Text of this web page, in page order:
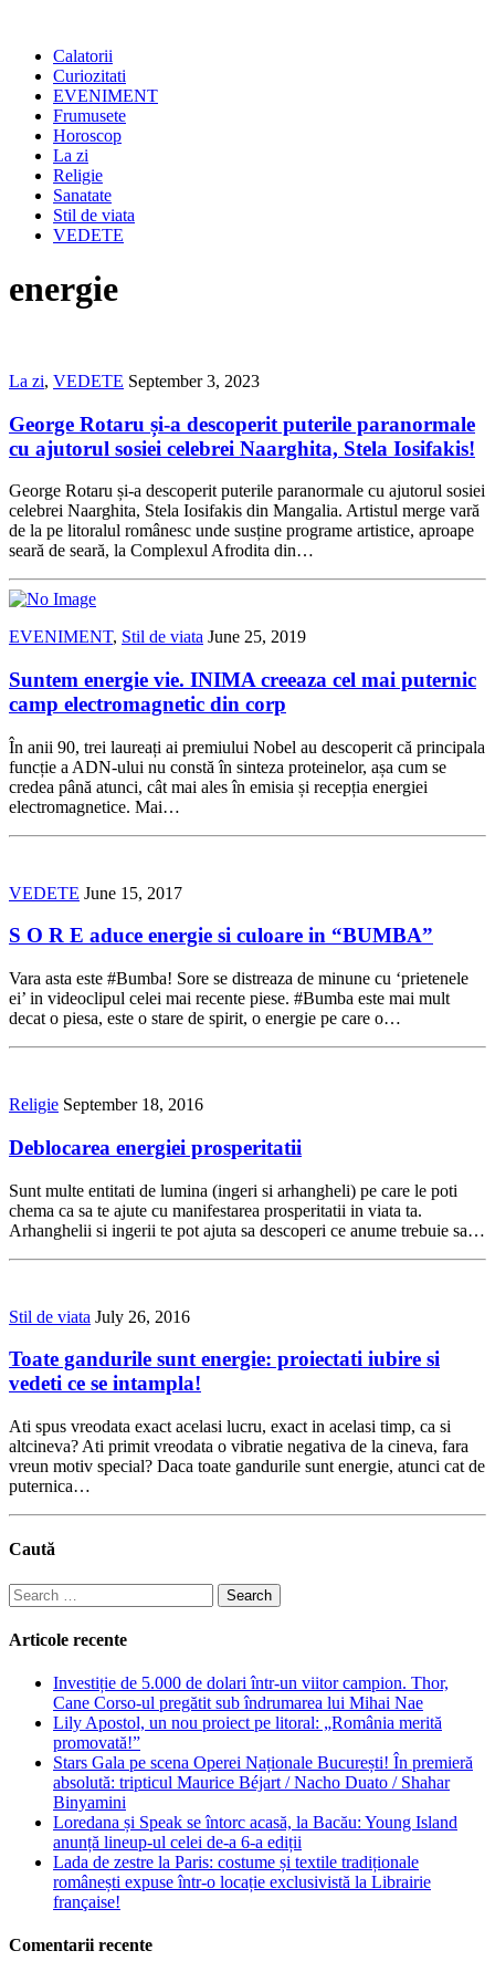
Calatorii
Curiozitati
EVENIMENT
Frumusete
Horoscop
La zi
Religie
Sanatate
Stil de viata
VEDETE
energie
La zi, VEDETE September 3, 2023
George Rotaru și-a descoperit puterile paranormale
cu ajutorul sosiei celebrei Naarghita, Stela Iosifakis!
George Rotaru și-a descoperit puterile paranormale cu ajutorul sosiei
celebrei Naarghita, Stela Iosifakis din Mangalia. Artistul merge vară
de la pe litoralul românesc unde susține programe artistice, aproape
seară de seară, la Complexul Afrodita din…
EVENIMENT, Stil de viata June 25, 2019
Suntem energie vie. INIMA creeaza cel mai puternic
camp electromagnetic din corp
În anii 90, trei laureați ai premiului Nobel au descoperit că principala
funcție a ADN-ului nu constă în sinteza proteinelor, așa cum se
credea până atunci, cât mai ales în emisia și recepția energiei
electromagnetice. Mai…
VEDETE June 15, 2017
S O R E aduce energie si culoare in “BUMBA”
Vara asta este #Bumba! Sore se distreaza de minune cu ‘prietenele
ei’ in videoclipul celei mai recente piese. #Bumba este mai mult
decat o piesa, este o stare de spirit, o energie pe care o…
Religie September 18, 2016
Deblocarea energiei prosperitatii
Sunt multe entitati de lumina (ingeri si arhangheli) pe care le poti
chema ca sa te ajute cu manifestarea prosperitatii in viata ta.
Arhanghelii si ingerii te pot ajuta sa descoperi ce anume trebuie sa…
Stil de viata July 26, 2016
Toate gandurile sunt energie: proiectati iubire si
vedeti ce se intampla!
Ati spus vreodata exact acelasi lucru, exact in acelasi timp, ca si
altcineva? Ati primit vreodata o vibratie negativa de la cineva, fara
vreun motiv special? Daca toate gandurile sunt energie, atunci cat de
puternica…
Caută
Search
for:
Articole recente
Investiție de 5.000 de dolari într-un viitor campion. Thor,
Cane Corso-ul pregătit sub îndrumarea lui Mihai Nae
Lily Apostol, un nou proiect pe litoral: „România merită
promovată!”
Stars Gala pe scena Operei Naționale București! În premieră
absolută: tripticul Maurice Béjart / Nacho Duato / Shahar
Binyamini
Loredana și Speak se întorc acasă, la Bacău: Young Island
anunță lineup-ul celei de-a 6-a ediții
Lada de zestre la Paris: costume și textile tradiționale
românești expuse într-o locație exclusivistă la Librairie
française!
Comentarii recente